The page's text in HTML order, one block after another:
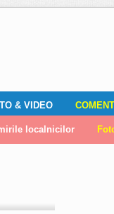
localnicilor
EditorialLocuri de muncă
& VIDEO